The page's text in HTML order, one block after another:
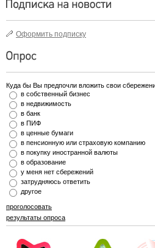
Оформить подписку
Куда бы Вы предпочли вложить свои
в собственный бизнес
в недвижимость
в банк
в ПИФ
в ценные бумаги
в пенсионную или страховую компанию
в покупку иностранной валюты
в образование
у меня нет сбережений
затрудняюсь ответить
другое
проголосовать
результаты опроса